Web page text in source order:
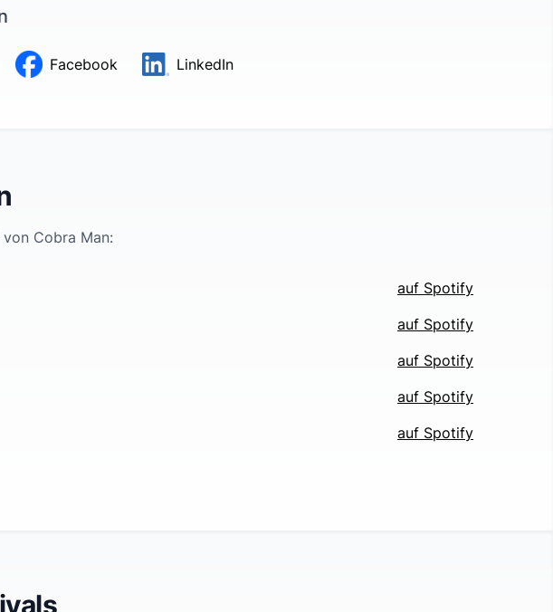
Facebook LinkedIn
von Cobra Man:
auf Spotify
auf Spotify
auf Spotify
auf Spotify
auf Spotify